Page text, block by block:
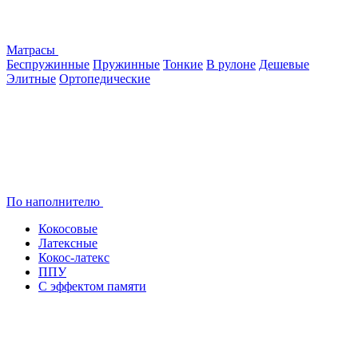
Матрасы
Беспружинные Пружинные Тонкие В рулоне Дешевые
Элитные Ортопедические
По наполнителю
Кокосовые
Латексные
Кокос-латекс
ППУ
С эффектом памяти